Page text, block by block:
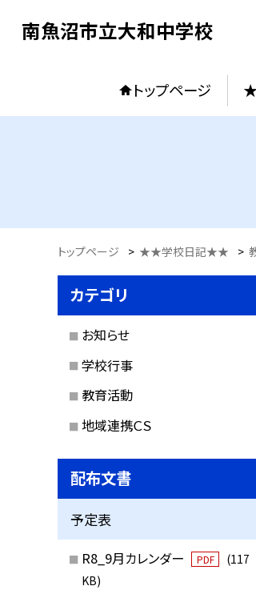
南魚沼市立大和中学校
トップページ
トップページ > ★★学校日記★★ >
カテゴリ
お知らせ
学校行事
教育活動
地域連携ＣＳ
配布文書
予定表
R8_9月カレンダー PDF
(117
KB)